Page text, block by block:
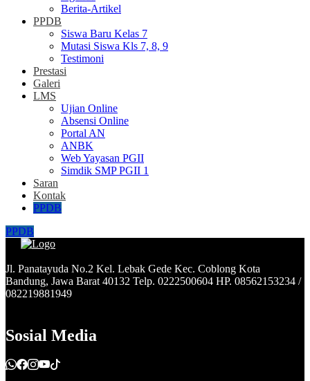
Berita-Artikel
PPDB
Siswa Baru Kelas 7
Mutasi Siswa Kls 7, 8, 9
Testimoni
Prestasi
Galeri
LMS
Ujian Online
Absensi Online
Portal AN
ANBK
Web Yayasan PGII
Simdik SMP PGII 1
Saran
Kontak
PPDB
PPDB
Jl. Panatayuda No.2 Kel. Lebak Gede Kec. Coblong Kota
Bandung, Jawa Barat 40132 Telp. 0222500604 HP. 08562153234 /
082219881949
Sosial Media